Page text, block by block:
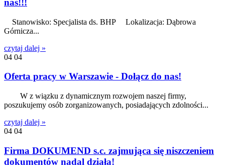
nas!!!
Stanowisko: Specjalista ds. BHP Lokalizacja: Dąbrowa
Górnicza...
czytaj dalej »
04 04
Oferta pracy w Warszawie - Dołącz do nas!
W z wiązku z dynamicznym rozwojem naszej firmy,
poszukujemy osób zorganizowanych, posiadających zdolności...
czytaj dalej »
04 04
Firma DOKUMEND s.c. zajmująca się niszczeniem
dokumentów nadal działa!